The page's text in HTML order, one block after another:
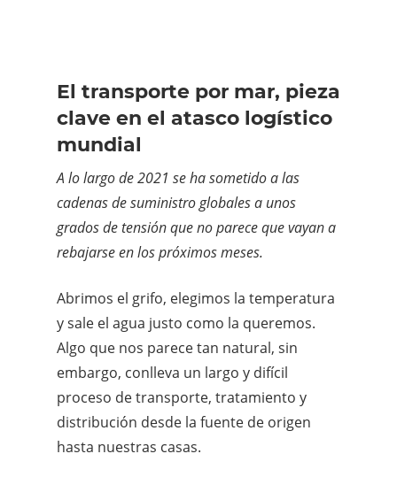
El transporte por mar, pieza
clave en el atasco logístico
mundial
A lo largo de 2021 se ha sometido a las
cadenas de suministro globales a unos
grados de tensión que no parece que vayan a
rebajarse en los próximos meses.
Abrimos el grifo, elegimos la temperatura
y sale el agua justo como la queremos.
Algo que nos parece tan natural, sin
embargo, conlleva un largo y difícil
proceso de transporte, tratamiento y
distribución desde la fuente de origen
hasta nuestras casas.